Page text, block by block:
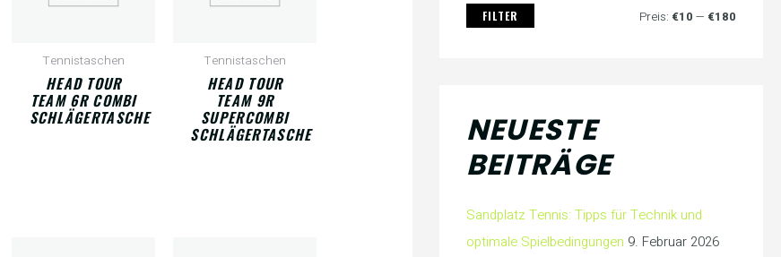
Tennistaschen
HEAD TOUR
TEAM 6R COMBI
SCHLÄGERTASCHE
Tennistaschen
HEAD TOUR
TEAM 9R
SUPERCOMBI
SCHLÄGERTASCHE
FILTER Preis: €10 — €180
NEUESTE
BEITRÄGE
Sandplatz Tennis: Tipps für Technik und
optimale Spielbedingungen 9. Februar 2026